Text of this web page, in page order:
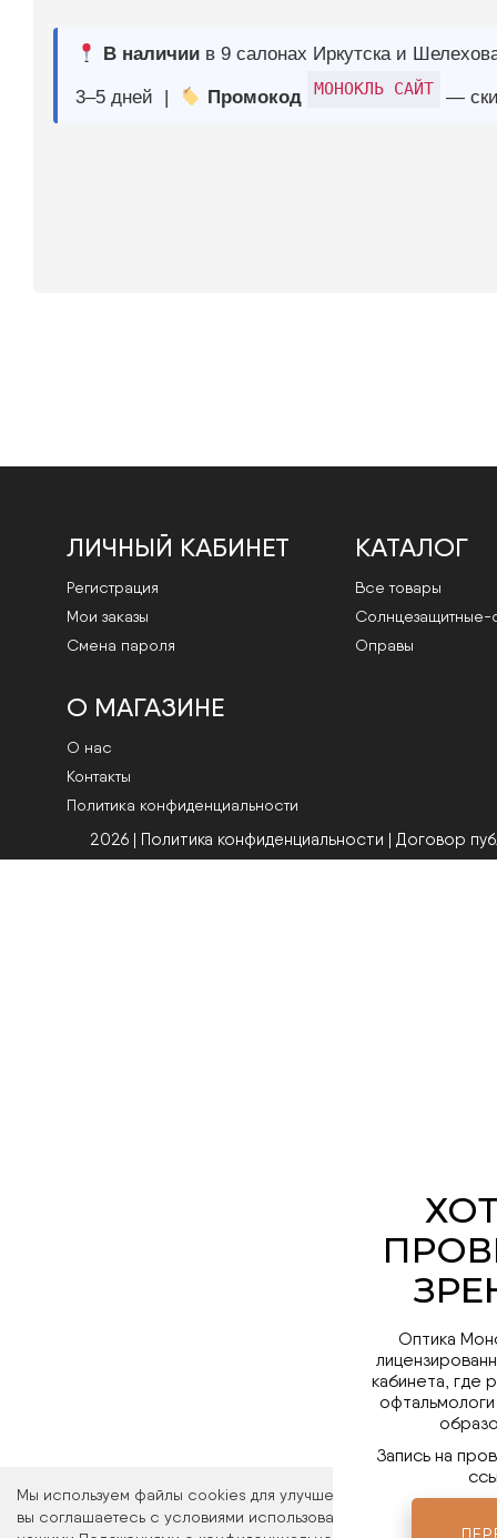
Мы используем файлы cookies для улучшения работы сайта.
вы соглашаетесь с условиями использования файлов cookies.
ЛИЧНЫЙ КАБИНЕТ
Регистрация
Мои заказы
Смена пароля
КАТАЛОГ
Все товары
Cолнцезащитные-
Оправы
О МАГАЗИНЕ
О нас
Контакты
Политика конфиденциальности
2026 | Политика конфиденциальности | Договор
Оптика
кабинета, где
Запись на